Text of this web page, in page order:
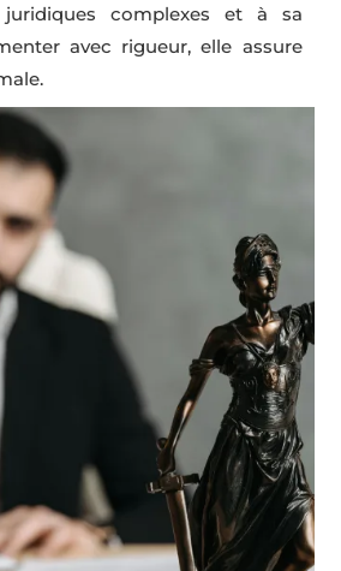
juridiques complexes et à sa
avec rigueur, elle assure